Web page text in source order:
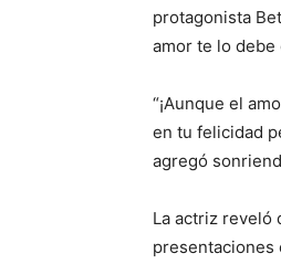
protagonista
amor te lo debe
“¡Aunque el
en tu felicidad
agregó
La actriz reveló
presentaciones